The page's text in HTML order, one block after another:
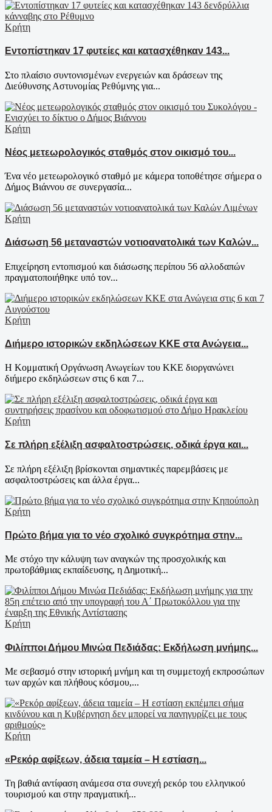
Κρήτη
Εντοπίστηκαν 17 φυτείες και κατασχέθηκαν 143...
Στο πλαίσιο συντονισμένων ενεργειών και δράσεων της
Διεύθυνσης Αστυνομίας Ρεθύμνης για...
Κρήτη
Νέος μετεωρολογικός σταθμός στον οικισμό του...
Ένα νέο μετεωρολογικό σταθμό με κάμερα τοποθέτησε σήμερα ο
Δήμος Βιάννου σε συνεργασία...
Κρήτη
Διάσωση 56 μεταναστών νοτιοανατολικά των Καλών...
Επιχείρηση εντοπισμού και διάσωσης περίπου 56 αλλοδαπών
πραγματοποιήθηκε υπό τον...
Κρήτη
Διήμερο ιστορικών εκδηλώσεων ΚΚΕ στα Ανώγεια...
Η Κομματική Οργάνωση Ανωγείων του ΚΚΕ διοργανώνει
διήμερο εκδηλώσεων στις 6 και 7...
Κρήτη
Σε πλήρη εξέλιξη ασφαλτοστρώσεις, οδικά έργα και...
Σε πλήρη εξέλιξη βρίσκονται σημαντικές παρεμβάσεις με
ασφαλτοστρώσεις και άλλα έργα...
Κρήτη
Πρώτο βήμα για το νέο σχολικό συγκρότημα στην...
Με στόχο την κάλυψη των αναγκών της προσχολικής και
πρωτοβάθμιας εκπαίδευσης, η Δημοτική...
Κρήτη
Φιλίπποι Δήμου Μινώα Πεδιάδας: Εκδήλωση μνήμης...
Με σεβασμό στην ιστορική μνήμη και τη συμμετοχή εκπροσώπων
των αρχών και πλήθους κόσμου,...
Κρήτη
«Ρεκόρ αφίξεων, άδεια ταμεία – Η εστίαση...
Τη βαθιά αντίφαση ανάμεσα στα συνεχή ρεκόρ του ελληνικού
τουρισμού και στην πραγματική...